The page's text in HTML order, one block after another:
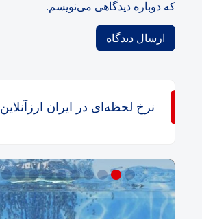
که دوباره دیدگاهی می‌نویسم.
نرخ لحظه‌ای در ایران ارزآنلاین